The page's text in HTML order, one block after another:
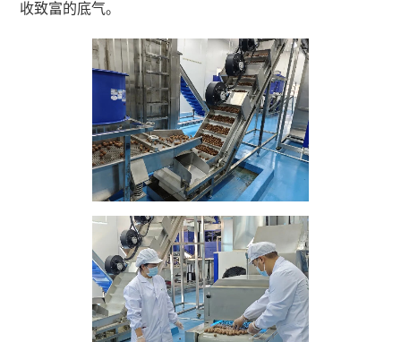
收致富的底气。